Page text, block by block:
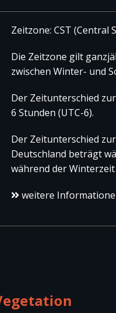
Zeitzone: CST
Die Zeitzone gilt
zwischen Winter- und
Der Zeitunterschied
6 Stunden (UTC-6).
Der Zeitunterschied
Deutschland beträgt
während der Winterzeit
weitere